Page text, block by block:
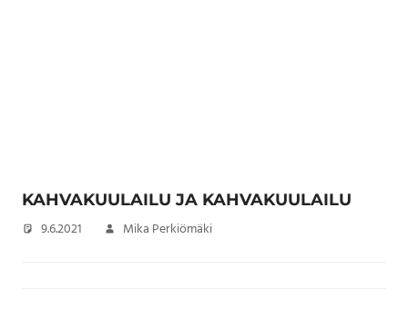
KAHVAKUULAILU JA KAHVAKUULAILU
9.6.2021 Mika Perkiömäki